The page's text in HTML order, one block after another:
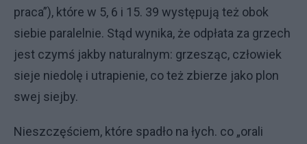
praca”), które w 5, 6 i 15. 39 wystę­pują też obok
siebie paralelnie. Stąd wynika, że odpłata za grzech
jest czymś jakby naturalnym: grzesząc, człowiek
sieje niedolę i utrapienie, co też zbierze jako plon
swej siejby.
Nieszczęściem, które spadło na łych. co „orali